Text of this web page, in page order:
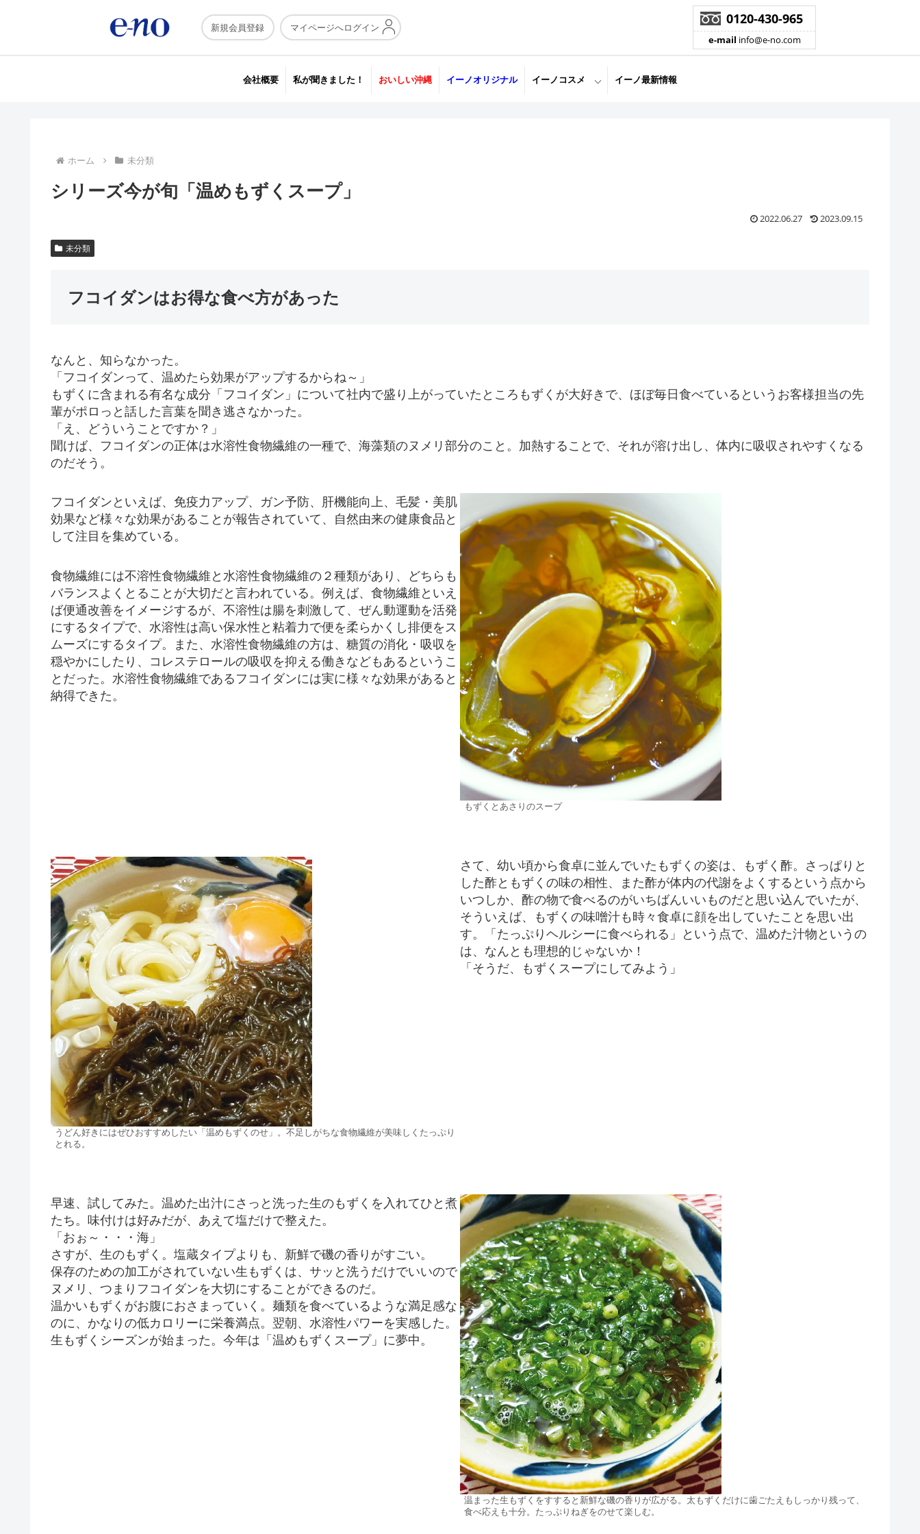
新規会員登録 マイページへログイン
0120-430-965
e-mail info@e-no.com
会社概要 私が聞きました！ おいしい沖縄 イーノオリジナル イーノコスメ イーノ最新情報
ホーム 未分類
シリーズ今が旬「温めもずくスープ」
2022.06.27 2023.09.15
未分類
フコイダンはお得な食べ方があった
なんと、知らなかった。
「フコイダンって、温めたら効果がアップするからね～」
もずくに含まれる有名な成分「フコイダン」について社内で盛り上がっていたところもずくが大好きで、ほぼ毎日食べているというお客様担当の先
輩がポロっと話した言葉を聞き逃さなかった。
「え、どういうことですか？」
聞けば、フコイダンの正体は水溶性食物繊維の一種で、海藻類のヌメリ部分のこと。加熱することで、それが溶け出し、体内に吸収されやすくなる
のだそう。
フコイダンといえば、免疫力アップ、ガン予防、肝機能向上、毛髪・美肌
効果など様々な効果があることが報告されていて、自然由来の健康食品と
して注目を集めている。
食物繊維には不溶性食物繊維と水溶性食物繊維の２種類があり、どちらも
バランスよくとることが大切だと言われている。例えば、食物繊維といえ
ば便通改善をイメージするが、不溶性は腸を刺激して、ぜん動運動を活発
にするタイプで、水溶性は高い保水性と粘着力で便を柔らかくし排便をス
ムーズにするタイプ。また、水溶性食物繊維の方は、糖質の消化・吸収を
穏やかにしたり、コレステロールの吸収を抑える働きなどもあるというこ
とだった。水溶性食物繊維であるフコイダンには実に様々な効果があると
納得できた。
もずくとあさりのスープ
うどん好きにはぜひおすすめしたい「温めもずくのせ」。不足しがちな食物繊維が美味しくたっぷり
とれる。
さて、幼い頃から食卓に並んでいたもずくの姿は、もずく酢。さっぱりと
した酢ともずくの味の相性、また酢が体内の代謝をよくするという点から
いつしか、酢の物で食べるのがいちばんいいものだと思い込んでいたが、
そういえば、もずくの味噌汁も時々食卓に顔を出していたことを思い出
す。「たっぷりヘルシーに食べられる」という点で、温めた汁物というの
は、なんとも理想的じゃないか！
「そうだ、もずくスープにしてみよう」
早速、試してみた。温めた出汁にさっと洗った生のもずくを入れてひと煮
たち。味付けは好みだが、あえて塩だけで整えた。
「おぉ～・・・海」
さすが、生のもずく。塩蔵タイプよりも、新鮮で磯の香りがすごい。
保存のための加工がされていない生もずくは、サッと洗うだけでいいので
ヌメリ、つまりフコイダンを大切にすることができるのだ。
温かいもずくがお腹におさまっていく。麺類を食べているような満足感な
のに、かなりの低カロリーに栄養満点。翌朝、水溶性パワーを実感した。
生もずくシーズンが始まった。今年は「温めもずくスープ」に夢中。
温まった生もずくをすすると新鮮な磯の香りが広がる。太もずくだけに歯ごたえもしっかり残って、
食べ応えも十分。たっぷりねぎをのせて楽しむ。